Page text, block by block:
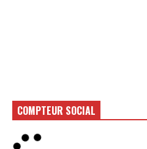
COMPTEUR SOCIAL